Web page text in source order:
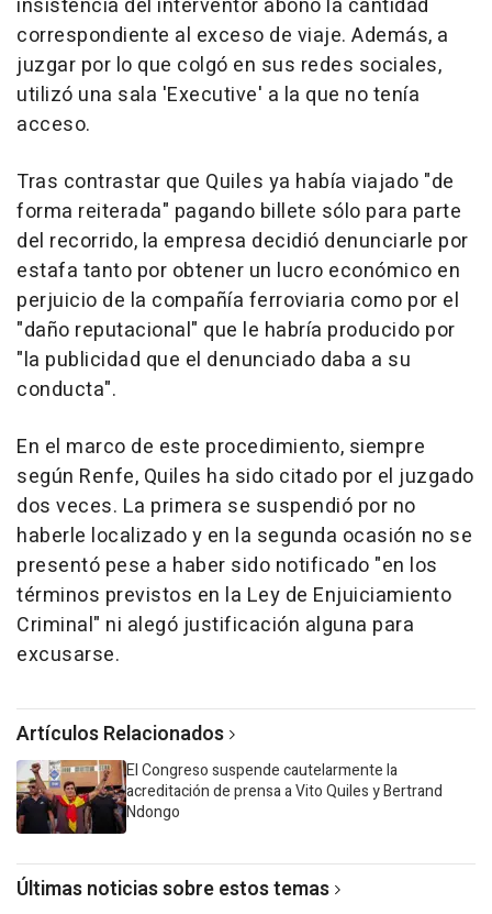
correspondiente al exceso de viaje. Además, a
juzgar por lo que colgó en sus redes sociales,
utilizó una sala 'Executive' a la que no tenía
acceso.
Tras contrastar que Quiles ya había viajado "de
forma reiterada" pagando billete sólo para parte
del recorrido, la empresa decidió denunciarle por
estafa tanto por obtener un lucro económico en
perjuicio de la compañía ferroviaria como por el
"daño reputacional" que le habría producido por
"la publicidad que el denunciado daba a su
conducta".
En el marco de este procedimiento, siempre
según Renfe, Quiles ha sido citado por el juzgado
dos veces. La primera se suspendió por no
haberle localizado y en la segunda ocasión no se
presentó pese a haber sido notificado "en los
términos previstos en la Ley de Enjuiciamiento
Criminal" ni alegó justificación alguna para
excusarse.
Artículos Relacionados
El Congreso suspende cautelarmente la
acreditación de prensa a Vito Quiles y Bertrand
Ndongo
Últimas noticias sobre estos temas